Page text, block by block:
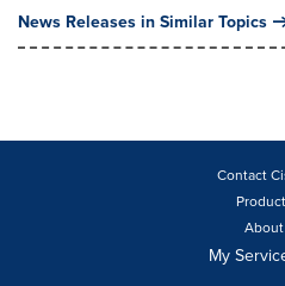
News Releases in Similar Topics
Contact
About
My